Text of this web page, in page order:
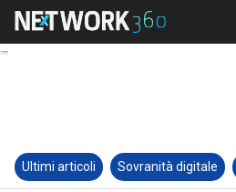
Ultimi articoli Sovranità digitale